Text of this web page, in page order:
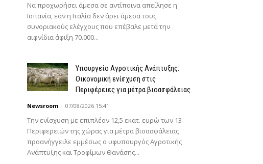
Να προχωρήσει άμεσα σε αντίποινα απείλησε η
Ισπανία, εάν η Ιταλία δεν άρει άμεσα τους
συνοριακούς ελέγχους που επέβαλε μετά την
αιφνίδια άφιξη 70.000...
Υπουργείο Αγροτικής Ανάπτυξης:
Οικονομική ενίσχυση στις
Περιφέρειες για μέτρα βιοασφάλειας
Newsroom - 07/08/2026 15:41
Την ενίσχυση με επιπλέον 12,5 εκατ. ευρώ των 13
Περιφερειών της χώρας για μέτρα βιοασφάλειας
προανήγγειλε εμμέσως ο υφυπουργός Αγροτικής
Ανάπτυξης και Τροφίμων Θανάσης...